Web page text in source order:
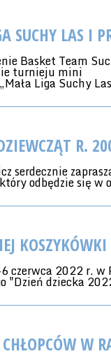
SUCHY LAS I
Basket Team
turnieju mini
Liga Suchy
R.
serdecznie
odbędzie się
czerwca 2022 r. w
"Dzień dziecka
W